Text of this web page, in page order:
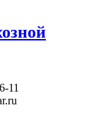
11